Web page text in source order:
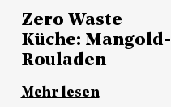
Zero Waste
Küche: Mangold-
Rouladen
Mehr lesen